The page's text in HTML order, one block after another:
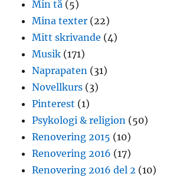
Min tå (5)
Mina texter (22)
Mitt skrivande (4)
Musik (171)
Naprapaten (31)
Novellkurs (3)
Pinterest (1)
Psykologi & religion (50)
Renovering 2015 (10)
Renovering 2016 (17)
Renovering 2016 del 2 (10)